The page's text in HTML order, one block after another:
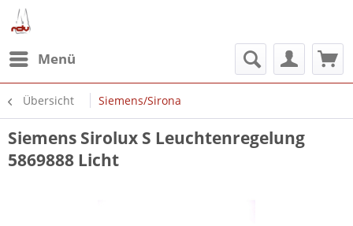
Menü
Übersicht Siemens/Sirona
Siemens Sirolux S Leuchtenregelung
5869888 Licht